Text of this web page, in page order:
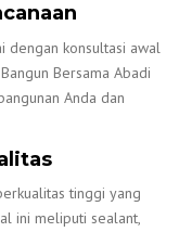
dengan konsultasi awal
Bersama Abadi
Anda dan
tinggi yang
ini meliputi sealant,